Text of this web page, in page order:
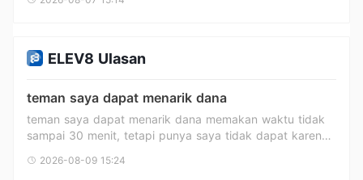
Accurate
GPT
ribu dolar meskipun saya telah menuntutnya sejak awal
ELEV8 Ulasan
teman saya dapat menarik dana
teman saya dapat menarik dana memakan waktu tidak
sampai 30 menit, tetapi punya saya tidak dapat karena
rekening bank, tetapi saya sudah kirim, dan masih dalam
2026-08-09 15:24